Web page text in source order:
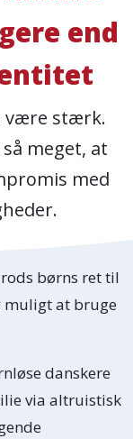
end
være stærk.
meget, at
med
børns ret til
muligt at bruge
danskere
via altruistisk